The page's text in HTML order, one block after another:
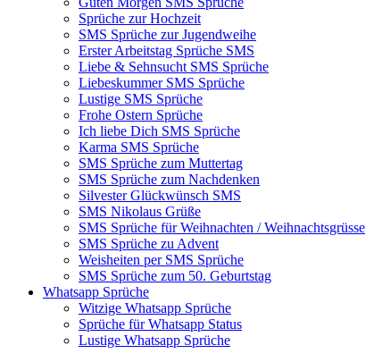
Sprüche zur Hochzeit
SMS Sprüche zur Jugendweihe
Erster Arbeitstag Sprüche SMS
Liebe & Sehnsucht SMS Sprüche
Liebeskummer SMS Sprüche
Lustige SMS Sprüche
Frohe Ostern Sprüche
Ich liebe Dich SMS Sprüche
Karma SMS Sprüche
SMS Sprüche zum Muttertag
SMS Sprüche zum Nachdenken
Silvester Glückwünsch SMS
SMS Nikolaus Grüße
SMS Sprüche für Weihnachten / Weihnachtsgrüsse
SMS Sprüche zu Advent
Weisheiten per SMS Sprüche
SMS Sprüche zum 50. Geburtstag
Whatsapp Sprüche
Witzige Whatsapp Sprüche
Sprüche für Whatsapp Status
Lustige Whatsapp Sprüche